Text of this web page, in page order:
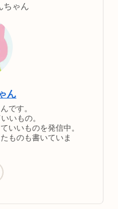
ちゃん
ん
です。
いもの。
いいものを発信中。
ものも書いていま